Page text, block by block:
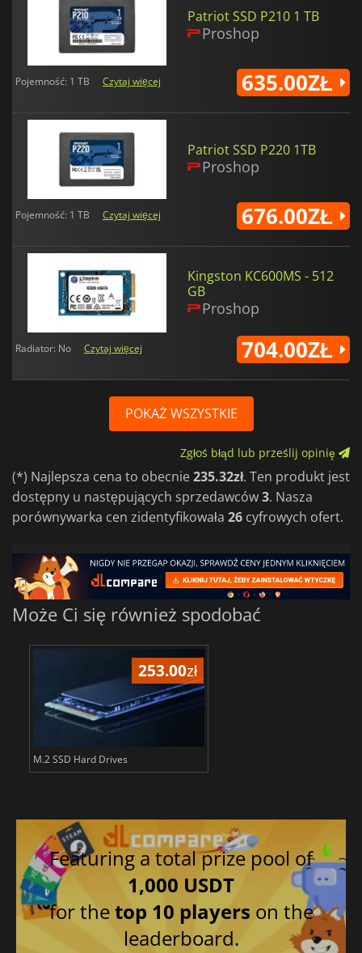
Patriot SSD P210 1 TB
Proshop
Pojemność: 1 TB Czytaj więcej 635.00ZŁ
Patriot SSD P220 1TB
Proshop
Pojemność: 1 TB Czytaj więcej 676.00ZŁ
Kingston KC600MS - 512
GB
Proshop
Radiator: No Czytaj więcej 704.00ZŁ
POKAŻ WSZYSTKIE
Zgłoś błąd lub prześlij opinię
(*) Najlepsza cena to obecnie235.32zł. Ten produkt jest
dostępny u następujących sprzedawców3. Nasza
porównywarka cen zidentyfikowała 26 cyfrowych ofert.
Może Ci się również spodobać
253.00zł
M.2 SSD Hard Drives
Featuring a total prize pool of
1,000 USDT
for thetop 10 players on the
leaderboard.